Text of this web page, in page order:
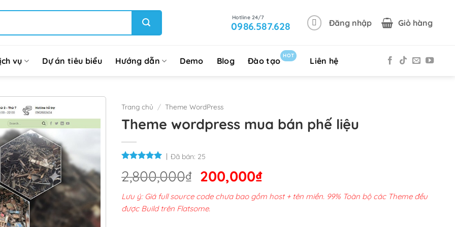
0986.587.628 Đăng nhập Giỏ hàng
vụ Dự án tiêu biểu Hướng dẫn Demo Blog Đào tạo
HOT
Liên hệ
Trang chủ / Theme WordPress
Theme wordpress mua bán phế liệu
Đã bán: 25
2,800,000₫ Giá
gốc
là:
200,000₫Giá
hiện
tại
Lưu ý: Giá full source code chưa bao gồm host + tên miền. 99% Toàn bộ các Theme đều
được Build trên Flatsome.